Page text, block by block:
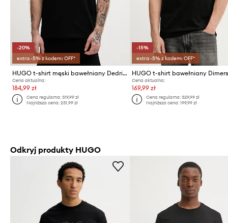
-20%
extra -5% z kodem: OFF*
HUGO t-shirt męski bawełniany Dedril_RB
Cena aktualna:
184,99 zł
Cena regularna:319,99 zł
Najniższa cena:231,99 zł
-15%
extra -5% z kodem: OFF*
HUGO t-shirt bawełniany
Cena aktualna:
169,99 zł
Cena regularna: 329,99 zł
Najniższa cena: 199,99 zł
Odkryj produkty HUGO